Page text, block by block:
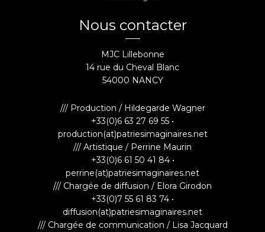
Nous contacter
MJC Lillebonne
14 rue du Cheval Blanc
54000 NANCY
/// Production / Hildegarde Wagner
+33(0)6 63 27 69 55 •
production(at)patriesimaginaires.net
/// Artistique / Perrine Maurin
+33(0)6 61 50 41 84 •
perrine(at)patriesimaginaires.net
/// Chargée de diffusion / Elora Girodon
+33(0)7 55 61 83 74 •
diffusion(at)patriesimaginaires.net
/// Chargée de communication / Lisa Jacquard